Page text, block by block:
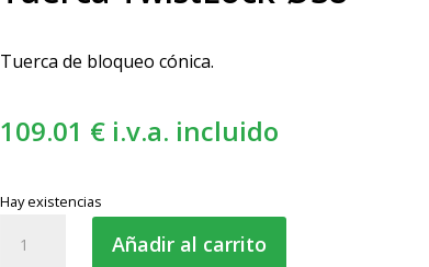
Tuerca de bloqueo cónica.
109.01 € i.v.a. incluido
Hay existencias
TwistLock
Añadir al carrito